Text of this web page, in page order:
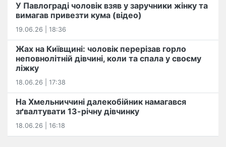
У Павлограді чоловік взяв у заручники жінку та
вимагав привезти кума (відео)
19.06.26 | 18:36
Жах на Київщині: чоловік перерізав горло
неповнолітній дівчині, коли та спала у своєму
ліжку
18.06.26 | 17:38
На Хмельниччині далекобійник намагався
зґвалтувати 13-річну дівчинку
18.06.26 | 16:18